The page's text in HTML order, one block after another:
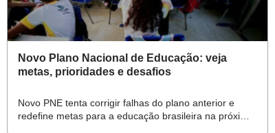
Novo Plano Nacional de Educação: veja
metas, prioridades e desafios
Novo PNE tenta corrigir falhas do plano anterior e
redefine metas para a educação brasileira na próxima